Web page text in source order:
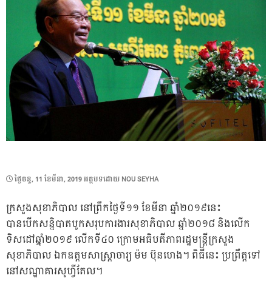
POSTED
ថ្ងៃ​ចន្ទ, 11 ខែ​មីនា, 2019អត្ថបទដោយ NOU SEYHA
ក្រសួងសុខាភិបាល នៅព្រឹកថ្ងៃទី១១ ខែមីនា ឆ្នាំ២០១៩នេះ
បានបើកសន្និបាតបូកសរុបការងារសុខាភិបាល ឆ្នាំ២០១៨ និងលើក
ទិសដៅឆ្នាំ២០១៩ លើកទី៤០ ក្រោមអធិបតីភាពរដ្ឋមន្ដ្រីក្រសួង
សុខាភិបាល ឯកឧត្តមសាស្ដ្រាចារ្យ ម៉ម ប៊ុនហេង។ ពិធីនេះ ប្រព្រឹត្ដទៅ
នៅសណ្ឋាគារសូហ្វីតែល។